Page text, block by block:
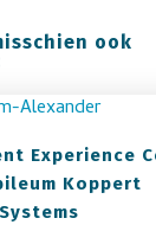
ook
Experience
Koppert